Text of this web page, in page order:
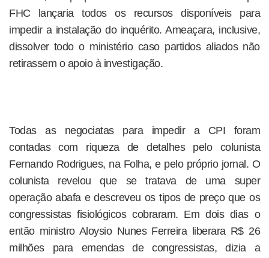
FHC lançaria todos os recursos disponíveis para
impedir a instalação do inquérito. Ameaçara, inclusive,
dissolver todo o ministério caso partidos aliados não
retirassem o apoio à investigação.
Todas as negociatas para impedir a CPI foram
contadas com riqueza de detalhes pelo colunista
Fernando Rodrigues, na Folha, e pelo próprio jornal. O
colunista revelou que se tratava de uma super
operação abafa e descreveu os tipos de preço que os
congressistas fisiológicos cobraram. Em dois dias o
então ministro Aloysio Nunes Ferreira liberara R$ 26
milhões para emendas de congressistas, dizia a